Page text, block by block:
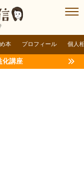
本 プロフィール 個人
化講座